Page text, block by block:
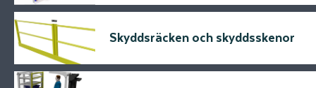
Skyddsräcken och skyddsskenor